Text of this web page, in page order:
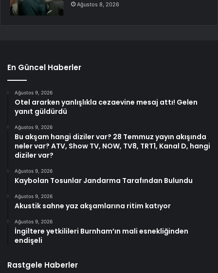
Ağustos 8, 2026
En Güncel Haberler
Ağustos 9, 2026
Otel ararken yanlışlıkla cezaevine mesaj attı! Gelen
yanıt güldürdü
Ağustos 9, 2026
Bu akşam hangi diziler var? 28 Temmuz yayın akışında
neler var? ATV, Show TV, NOW, TV8, TRT1, Kanal D, hangi
diziler var?
Ağustos 9, 2026
Kaybolan Tosunlar Jandarma Tarafından Bulundu
Ağustos 9, 2026
Akustik sahne yaz akşamlarına ritim katıyor
Ağustos 9, 2026
İngiltere yetkilileri Burnham’ın mali esnekliğinden
endişeli
Rastgele Haberler